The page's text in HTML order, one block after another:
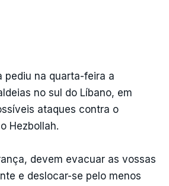
pediu na quarta-feira a
no sul do Líbano, em
ataques contra o
Hezbollah.
devem evacuar as vossas
e deslocar-se pelo menos